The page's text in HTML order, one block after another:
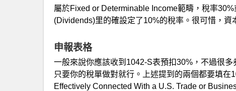
屬於Fixed or Determinable Income範疇，稅率
(Dividends)里的確設定了10%的稅率。很可惜，資
申報表格
一般來說你應該收到1042-S表預扣30%，不過很
只要你的稅單做對就行。上述提到的兩個都要填
Effectively Connected With a U.S. Trade or